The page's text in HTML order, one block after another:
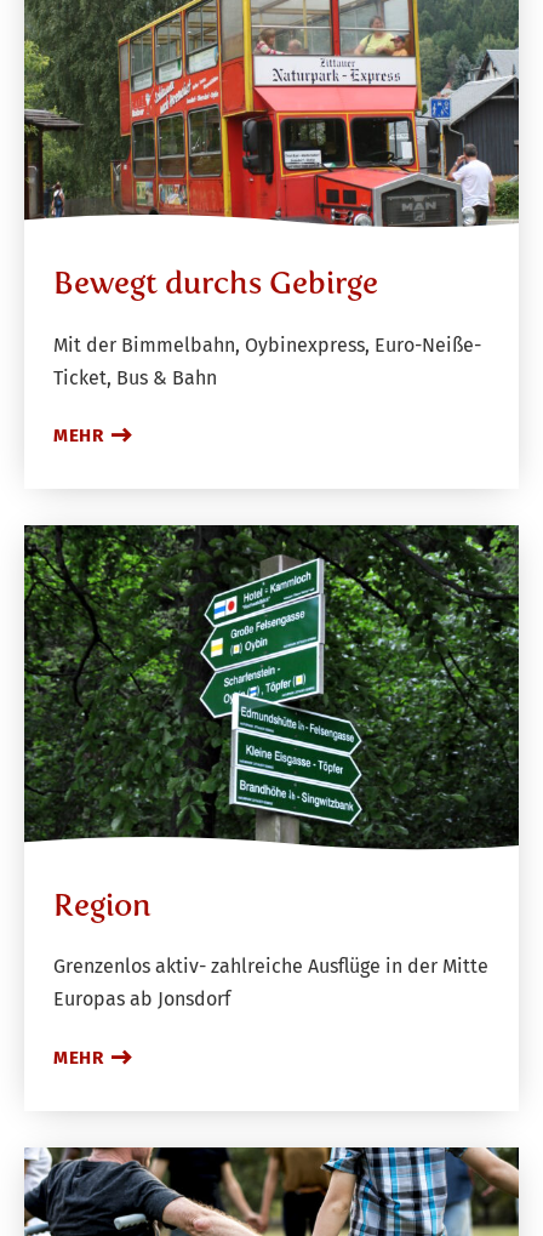
Bewegt durchs Gebirge
Mit der Bimmelbahn, Oybinexpress, Euro-Neiße-
Ticket, Bus & Bahn
MEHR
Region
Grenzenlos aktiv- zahlreiche Ausflüge in der Mitte
Europas ab Jonsdorf
MEHR